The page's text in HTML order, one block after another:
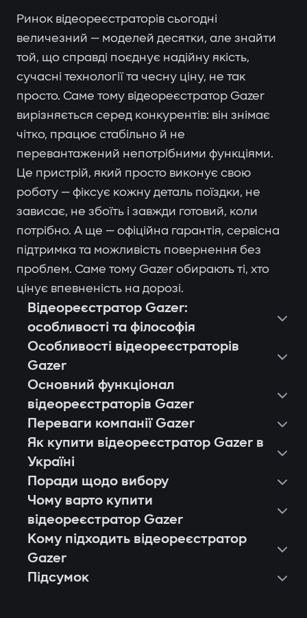
Ринок відеореєстраторів сьогодні
величезний — моделей десятки, але знайти
той, що справді поєднує надійну якість,
сучасні технології та чесну ціну, не так
просто. Саме тому відеореєстратор Gazer
вирізняється серед конкурентів: він знімає
чітко, працює стабільно й не
перевантажений непотрібними функціями.
Це пристрій, який просто виконує свою
роботу — фіксує кожну деталь поїздки, не
зависає, не збоїть і завжди готовий, коли
потрібно. А ще — офіційна гарантія, сервісна
підтримка та можливість повернення без
проблем. Саме тому Gazer обирають ті, хто
цінує впевненість на дорозі.
Відеореєстратор Gazer:
особливості та філософія
Особливості відеореєстраторів
Gazer
Основний функціонал
відеореєстраторів Gazer
Переваги компанії Gazer
Як купити відеореєстратор Gazer в
Україні
Поради щодо вибору
Чому варто купити
відеореєстратор Gazer
Європейська якість і стабільність.
Кожен відеореєстратор Gazer
проходить тестування на тисячі годин
Кому підходить відеореєстратор
Gazer
Власникам легкових авто, які хочуть
Підсумок